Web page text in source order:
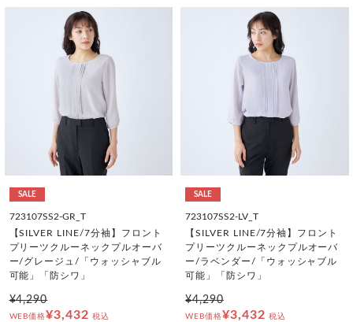
SALE
723107SS2-GR_T
【SILVER LINE/7分袖】フロント
プリーツクルーネックプルオーバ
ー/グレージュ/「ウォッシャブル
可能」「防シワ」
¥4,290
WEB価格¥3,432 税込
SALE
723107SS2-LV_T
【SILVER LINE/7分袖】フロント
プリーツクルーネックプルオーバ
ー/ラベンダー/「ウォッシャブル
可能」「防シワ」
¥4,290
WEB価格¥3,432 税込